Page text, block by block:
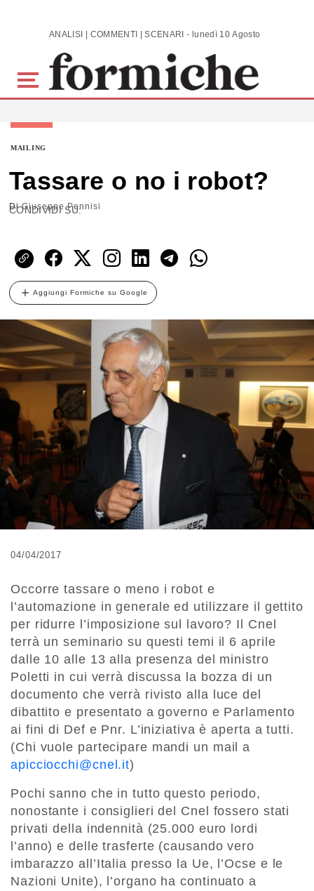
Skip to main content ANALISI | COMMENTI | SCENARI - lunedì 10 Agosto 2026
MAILING
Tassare o no i robot?
DiGiuseppe Pennisi
CONDIVIDI SU:
Aggiungi Formiche su Google
04/04/2017
Occorre tassare o meno i robot e
l’automazione in generale ed utilizzare il gettito
per ridurre l’imposizione sul lavoro? Il Cnel
terrà un seminario su questi temi il 6 aprile
dalle 10 alle 13 alla presenza del ministro
Poletti in cui verrà discussa la bozza di un
documento che verrà rivisto alla luce del
dibattito e presentato a governo e Parlamento
ai fini di Def e Pnr. L’iniziativa è aperta a tutti.
(Chi vuole partecipare mandi un mail a
apicciocchi@cnel.it)
Pochi sanno che in tutto questo periodo,
nonostante i consiglieri del Cnel fossero stati
privati della indennità (25.000 euro lordi
l’anno) e delle trasferte (causando vero
imbarazzo all’Italia presso la Ue, l’Ocse e le
Nazioni Unite), l’organo ha continuato a